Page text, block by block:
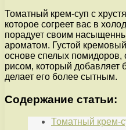
Томатный крем-суп с
которое согреет вас в
порадует своим
ароматом. Густой
основе спелых помидоров,
рисом, который добавляет
делает его более сытным.
Содержание статьи:
Томатный крем-